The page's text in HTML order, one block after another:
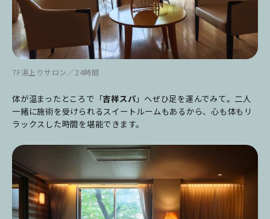
7F湯上りサロン／24時間
体が温まったところで「吉祥スパ 」へぜひ足を運んでみて。二人
一緒に施術を受けられるスイートルームもあるから、心も体もリ
ラックスした時間を堪能できます。